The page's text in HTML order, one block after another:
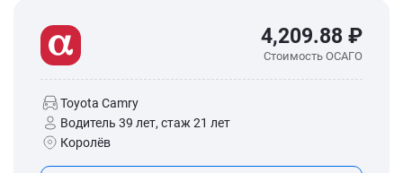
4,209.88 ₽
Стоимость ОСАГО
Toyota Camry
Водитель 39 лет, стаж 21 лет
Королёв